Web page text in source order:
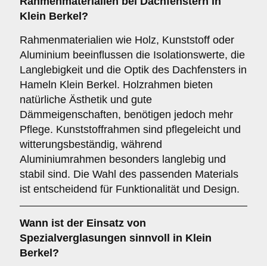
Klein Berkel?
Rahmenmaterialien wie Holz, Kunststoff oder
Aluminium beeinflussen die Isolationswerte, die
Langlebigkeit und die Optik des Dachfensters in
Hameln Klein Berkel. Holzrahmen bieten
natürliche Ästhetik und gute
Dämmeigenschaften, benötigen jedoch mehr
Pflege. Kunststoffrahmen sind pflegeleicht und
witterungsbeständig, während
Aluminiumrahmen besonders langlebig und
stabil sind. Die Wahl des passenden Materials
ist entscheidend für Funktionalität und Design.
Wann ist der Einsatz von
Spezialverglasungen sinnvoll in Klein
Berkel?